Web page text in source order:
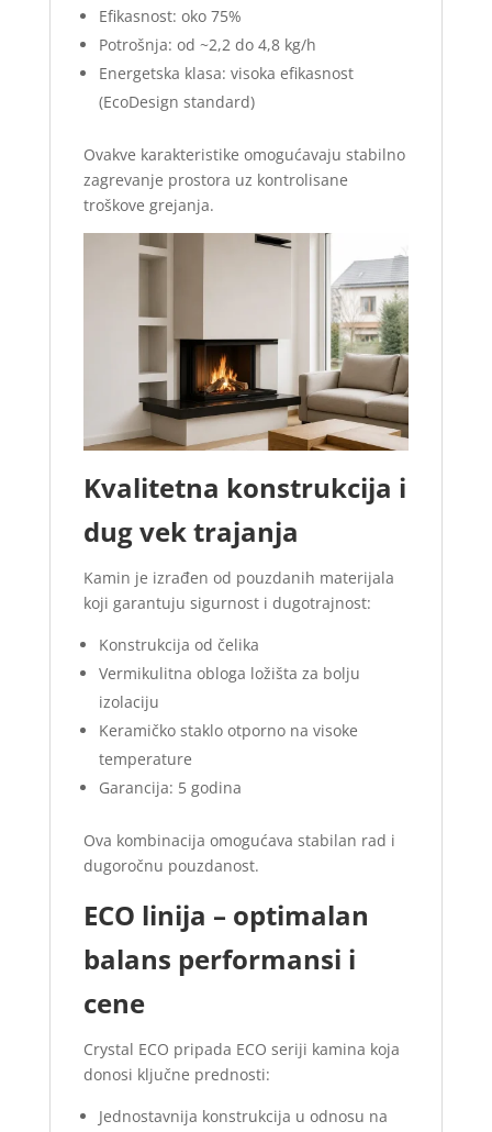
Efikasnost: oko 75%
Potrošnja: od ~2,2 do 4,8 kg/h
Energetska klasa: visoka efikasnost
(EcoDesign standard)
Ovakve karakteristike omogućavaju stabilno
zagrevanje prostora uz kontrolisane
troškove grejanja.
Kvalitetna konstrukcija i
dug vek trajanja
Kamin je izrađen od pouzdanih materijala
koji garantuju sigurnost i dugotrajnost:
Konstrukcija od čelika
Vermikulitna obloga ložišta za bolju
izolaciju
Keramičko staklo otporno na visoke
temperature
Garancija: 5 godina
Ova kombinacija omogućava stabilan rad i
dugoročnu pouzdanost.
ECO linija – optimalan
balans performansi i
cene
Crystal ECO pripada ECO seriji kamina koja
donosi ključne prednosti:
Jednostavnija konstrukcija u odnosu na